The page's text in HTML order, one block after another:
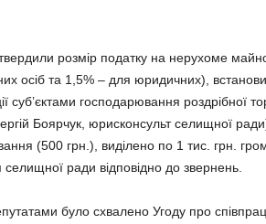
розмір податку на нерухоме
осіб та 1,5% – для юридичних),
су­б’єктами господарювання роз­дрібної
Боярчук, юрискон­су­льт селищної
(500 грн.), ви­ділено по 1 тис. грн.
ради відповідно до звернень.
було схвалено Угоду про